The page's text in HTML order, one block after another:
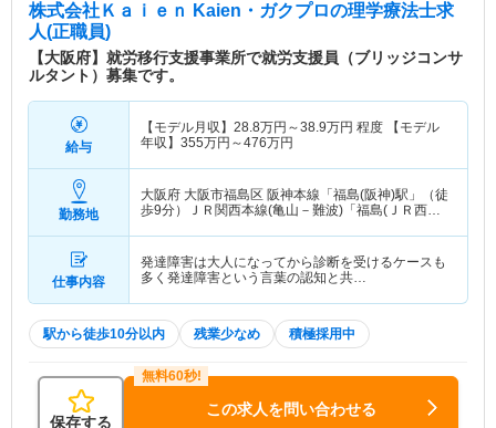
株式会社Ｋａｉｅｎ Kaien・ガクプロの理学療法士求
人(正職員)
【大阪府】就労移行支援事業所で就労支援員（ブリッジコンサ
ルタント）募集です。
給与
【モデル月収】 28.8万円～38.9万円 程度 【モデル
年収】 355万円～476万円
勤務地
大阪府 大阪市福島区 阪神本線「福島(阪神)駅」（徒
歩9分）ＪＲ関西本線(亀山－難波)「福島(ＪＲ西日
仕事内容
発達障害は大人になってから診断を受けるケースも
多く発達障害という言葉の認知と共…
駅から徒歩10分以内 残業少なめ 積極採用中
保存する
この求人を問い合わせる